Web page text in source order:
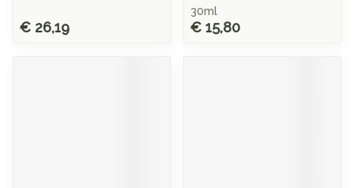
€ 26,19
30ml
€ 15,80